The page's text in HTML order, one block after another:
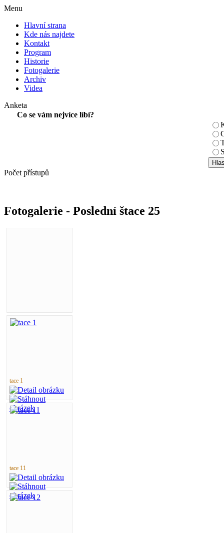
Menu
Hlavní strana
Kde nás najdete
Kontakt
Program
Historie
Fotogalerie
Archiv
Videa
Anketa
Co se vám nejvíce líbí?
Počet přístupů
Fotogalerie - Poslední štace 25
tace 1
tace 11